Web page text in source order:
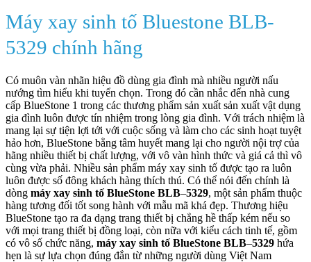
Máy xay sinh tố Bluestone BLB-
5329 chính hãng
Có muôn vàn nhãn hiệu đồ dùng gia đình mà nhiều người nấu
nướng tìm hiểu khi tuyển chọn. Trong đó cần nhắc đến nhà cung
cấp BlueStone 1 trong các thương phẩm sản xuất sản xuất vật dụng
gia đình luôn được tín nhiệm trong lòng gia đình. Với trách nhiệm là
mang lại sự tiện lợi tới với cuộc sống và làm cho các sinh hoạt tuyệt
hảo hơn, BlueStone bằng tâm huyết mang lại cho người nội trợ của
hãng nhiều thiết bị chất lượng, với vô vàn hình thức và giá cả thì vô
cùng vừa phải. Nhiều sản phẩm máy xay sinh tố được tạo ra luôn
luôn được số đông khách hàng thích thú. Có thể nói đến chính là
dòng máy xay sinh tố BlueStone BLB–5329, một sản phẩm thuộc
hàng tương đối tốt song hành với mẫu mã khá đẹp. Thương hiệu
BlueStone tạo ra đa dạng trang thiết bị chẳng hề thấp kém nếu so
với mọi trang thiết bị đồng loại, còn nữa với kiểu cách tinh tế, gồm
có vô số chức năng, máy xay sinh tố BlueStone BLB–5329 hứa
hẹn là sự lựa chọn đúng đắn từ những người dùng Việt Nam